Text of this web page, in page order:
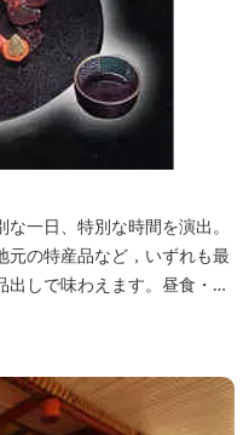
一日、特別な時間を演出。
元の特産品など，いずれも最
しで味わえます。昼食・夕